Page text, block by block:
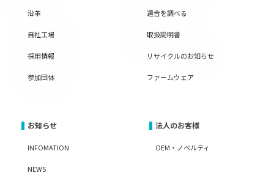
沿革
自社工場
採用情報
参加団体
適合を調べる
取扱説明書
リサイクルのお知らせ
ファームウェア
お知らせ
INFOMATION
NEWS
法人のお客様
OEM・ノベルティ